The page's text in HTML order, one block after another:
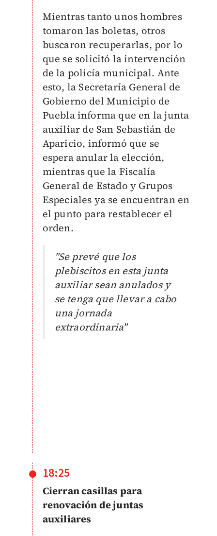
Mientras tanto unos hombres
tomaron las boletas, otros
buscaron recuperarlas, por lo
que se solicitó la intervención
de la policía municipal. Ante
esto, la Secretaría General de
Gobierno del Municipio de
Puebla informa que en la junta
auxiliar de San Sebastián de
Aparicio, informó que se
espera anular la elección,
mientras quela Fiscalía
General de Estado y Grupos
Especiales ya se encuentran en
el punto para restablecer el
orden.
"Se prevé que los
plebiscitos en esta junta
auxiliar sean anulados y
se tenga que llevar a cabo
una jornada
extraordinaria"
18:25
Cierran casillas para
renovación de juntas
auxiliares